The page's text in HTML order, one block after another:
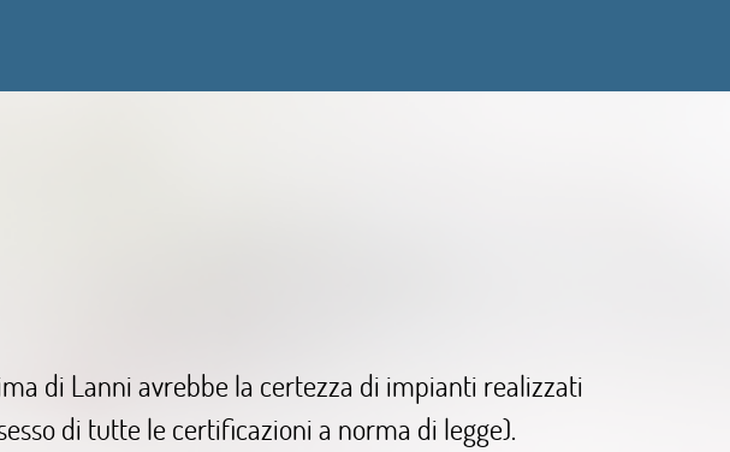
di Lanni avrebbe la certezza di impianti realizzati
di tutte le certificazioni a norma di legge).